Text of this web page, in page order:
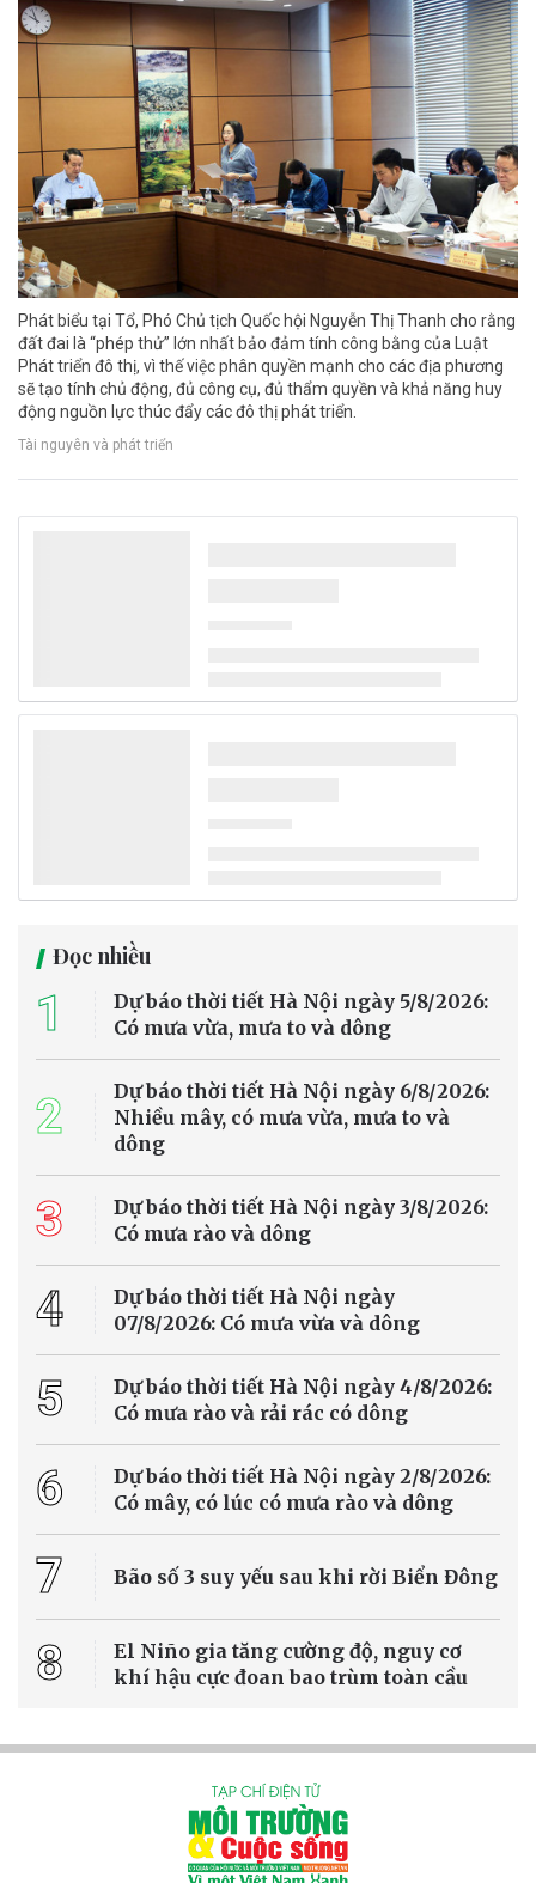
Phát biểu tại Tổ, Phó Chủ tịch Quốc hội Nguyễn Thị Thanh cho rằng
đất đai là “phép thử” lớn nhất bảo đảm tính công bằng của Luật
Phát triển đô thị, vì thế việc phân quyền mạnh cho các địa phương
sẽ tạo tính chủ động, đủ công cụ, đủ thẩm quyền và khả năng huy
động nguồn lực thúc đẩy các đô thị phát triển.
Tài nguyên và phát triển
Đọc nhiều
1
Dự báo thời tiết Hà Nội ngày 5/8/2026:
Có mưa vừa, mưa to và dông
2
Dự báo thời tiết Hà Nội ngày 6/8/2026:
Nhiều mây, có mưa vừa, mưa to và
dông
3
Dự báo thời tiết Hà Nội ngày 3/8/2026:
Có mưa rào và dông
4
Dự báo thời tiết Hà Nội ngày
07/8/2026: Có mưa vừa và dông
5
Dự báo thời tiết Hà Nội ngày 4/8/2026:
Có mưa rào và rải rác có dông
6
Dự báo thời tiết Hà Nội ngày 2/8/2026:
Có mây, có lúc có mưa rào và dông
7 Bão số 3 suy yếu sau khi rời Biển Đông
8
El Niño gia tăng cường độ, nguy cơ
khí hậu cực đoan bao trùm toàn cầu